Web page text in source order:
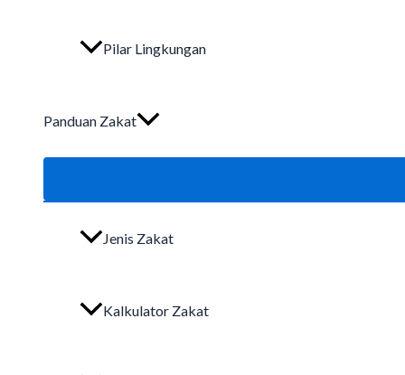
Pilar Lingkungan
Panduan Zakat
Jenis Zakat
Kalkulator Zakat